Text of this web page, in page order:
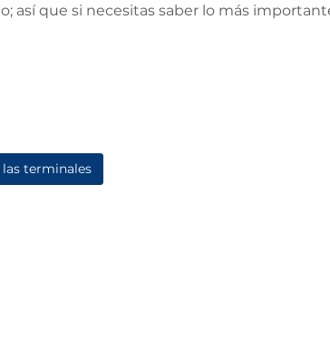
así que si necesitas saber lo más
las terminales